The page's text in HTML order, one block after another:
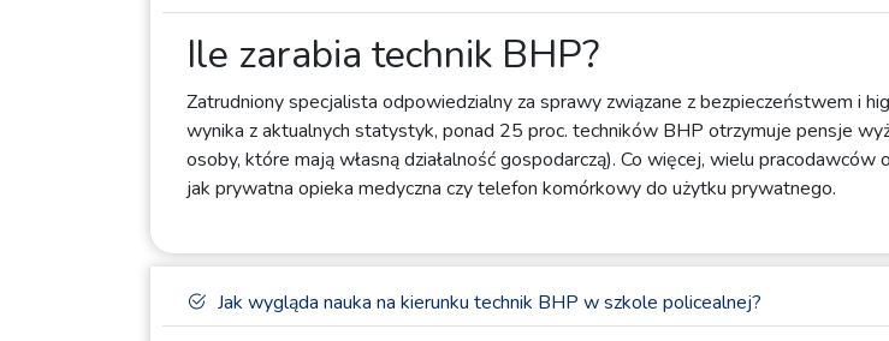
Ile zarabia technik BHP?
Zatrudniony specjalista odpowiedzialny za sprawy związane z bezpieczeństwem i
wynika z aktualnych statystyk, ponad 25 proc. techników BHP otrzymuje pensje
osoby, które mają własną działalność gospodarczą). Co więcej, wielu
jak prywatna opieka medyczna czy telefon komórkowy do użytku prywatnego.
Jak wygląda nauka na kierunku technik BHP w szkole policealnej?